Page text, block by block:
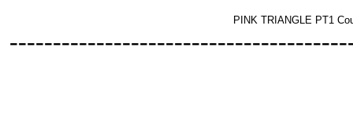
PINK TRIANGLE PT1